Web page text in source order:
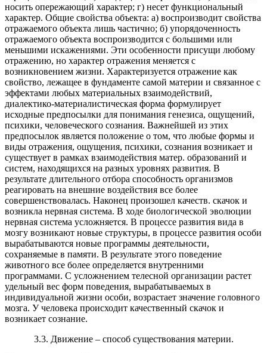
носить опережающий характер; г) несет функциональный
характер. Общие свойства объекта: а) воспроизводит свойства
отражаемого объекта лишь частично; б) упорядоченность
отражаемого объекта воспроизводится с большими или
меньшими искажениями. Эти особенности присущи любому
отражению, но характер отражения меняется с
возникновением жизни. Характеризуется отражение как
свойство, лежащее в фундаменте самой материи и связанное с
эффектами любых материальных взаимодействий,
диалектико-материалистическая форма формулирует
исходные предпосылки для понимания генезиса, ощущений,
психики, человеческого сознания. Важнейшей из этих
предпосылок является положение о том, что любые формы и
виды отражения, ощущения, психики, сознания возникает и
существует в рамках взаимодействия матер. образований и
систем, находящихся на разных уровнях развития. В
результате длительного отбора способность организмов
реагировать на внешние воздействия все более
совершенствовалась. Наконец произошел качеств. скачок и
возникла нервная система. В ходе биологической эволюции
нервная система усложняется. В процессе развития вида в
мозгу возникают новые структуры, в процессе развития особи
вырабатываются новые программы деятельности,
сохраняемые в памяти. В результате этого поведение
животного все более определяется внутренними
программами. С усложнением телесной организации растет
удельный вес форм поведения, вырабатываемых в
индивидуальной жизни особи, возрастает значение головного
мозга. У человека происходит качественный скачок и
возникает сознание.
3.3. Движение – способ существования материи.